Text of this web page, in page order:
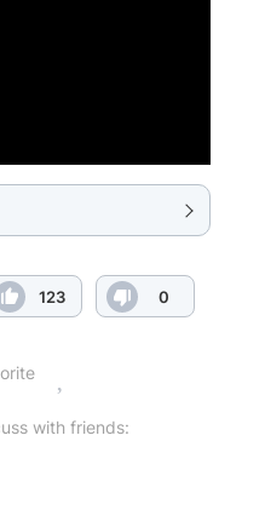
123 0
with friends: